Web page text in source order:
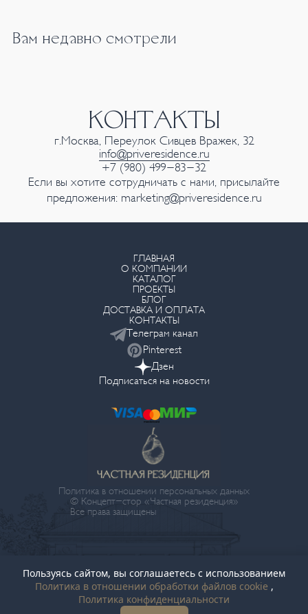
Вам недавно смотрели
КОНТАКТЫ
г.Москва, Переулок Сивцев Вражек, 32
info@priveresidence.ru
+7 (980) 499-83-32
Если вы хотите сотрудничать с нами, присылайте
предложения: marketing@priveresidence.ru
Пользуясь сайтом, вы соглашаетесь с использованием
Политика в отношении обработки файлов cookie ,
Политика конфиденциальности
ГЛАВНАЯ
О КОМПАНИИ
КАТАЛОГ
ПРОЕКТЫ
БЛОГ
ДОСТАВКА И ОПЛАТА
КОНТАКТЫ
Телеграм канал
Pinterest
Дзен
Подписаться на новости
Политика в отношении персональных данных
© Концепт-стор «Частная резиденция»
Все права защищены